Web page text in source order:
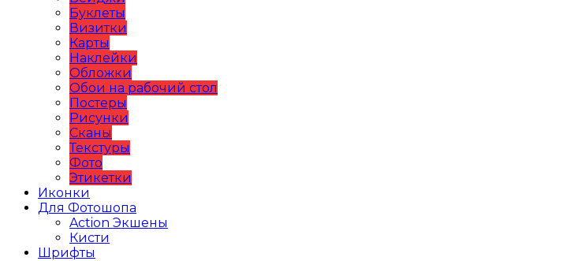
Буклеты
Визитки
Карты
Наклейки
Обложки
Обои на рабочий стол
Постеры
Рисунки
Сканы
Текстуры
Фото
Этикетки
Иконки
Для Фотошопа
Action Экшены
Кисти
Шрифты